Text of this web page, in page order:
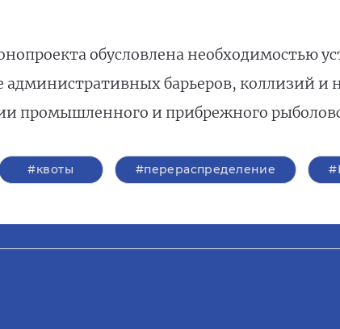
обусловлена необходимостью
административных барьеров, коллизий и
промышленного и прибрежного
#квоты #перераспределение